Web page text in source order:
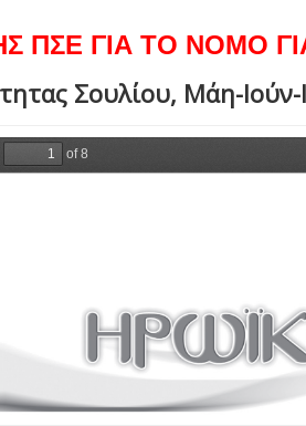
ΠΣΕ ΓΙΑ ΤΟ ΝΟΜΟ
Σουλίου, Μάη-Ιούν-